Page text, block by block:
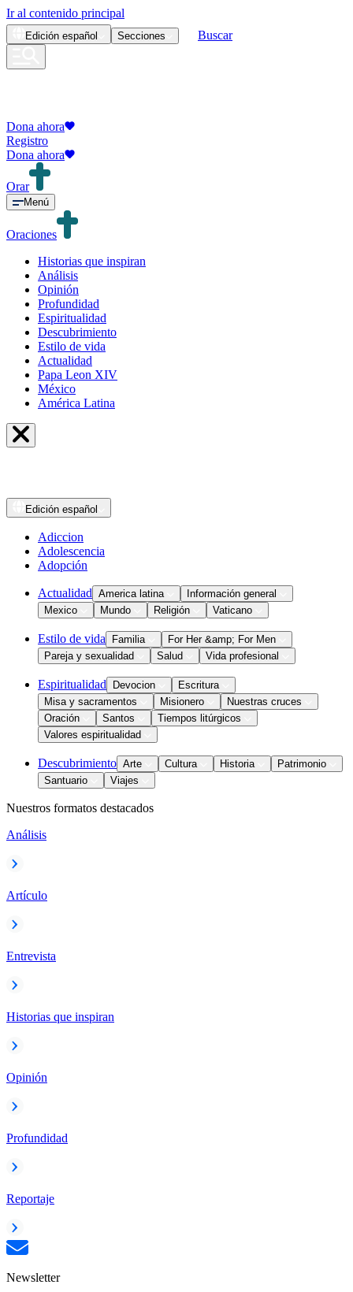
Ir al contenido principal
Edición español Secciones Buscar
Dona ahora
Registro
Dona ahora
Orar
Menú
Oraciones
Historias que inspiran
Análisis
Opinión
Profundidad
Espiritualidad
Descubrimiento
Estilo de vida
Actualidad
Papa Leon XIV
México
América Latina
Edición español
Adiccion
Adolescencia
Adopción
Actualidad America latina
Información general
Mexico
Mundo Religión Vaticano
Estilo de vida Familia
For Her &amp; For Men
Pareja y sexualidad
Salud Vida profesional
Espiritualidad Devocion
Escritura
Misa y sacramentos
Misionero
Nuestras cruces
Oración
Santos
Tiempos litúrgicos
Valores espiritualidad
Descubrimiento Arte Cultura Historia
Patrimonio
Santuario
Viajes
Nuestros formatos destacados
Análisis
Artículo
Entrevista
Historias que inspiran
Opinión
Profundidad
Reportaje
Newsletter